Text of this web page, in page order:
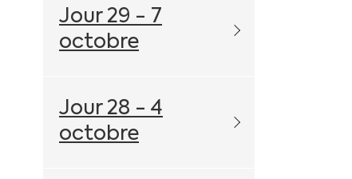
Jour 29 - 7
octobre
Jour 28 - 4
octobre